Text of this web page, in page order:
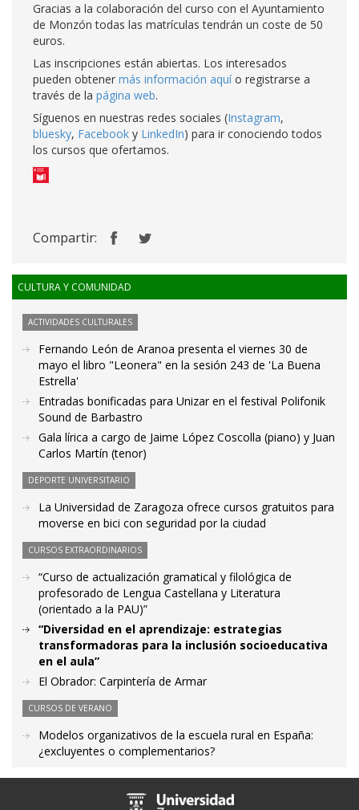
Gracias a la colaboración del curso con el Ayuntamiento
de Monzón todas las matrículas tendrán un coste de 50
euros.
Las inscripciones están abiertas. Los interesados
pueden obtener más información aquío registrarse a
través de la página web.
Síguenos en nuestras redes sociales (Instagram,
bluesky, Facebook y LinkedIn) para ir conociendo todos
los cursos que ofertamos.
Compartir:
CULTURA Y COMUNIDAD
ACTIVIDADES CULTURALES
Fernando León de Aranoa presenta el viernes 30 de
mayo el libro "Leonera" en la sesión 243 de 'La Buena
Estrella'
Entradas bonificadas para Unizar en el festival Polifonik
Sound de Barbastro
Gala lírica a cargo de Jaime López Coscolla (piano) y Juan
Carlos Martín (tenor)
DEPORTE UNIVERSITARIO
La Universidad de Zaragoza ofrece cursos gratuitos para
moverse en bici con seguridad por la ciudad
CURSOS EXTRAORDINARIOS
“Curso de actualización gramatical y filológica de
profesorado de Lengua Castellana y Literatura
(orientado a la PAU)”
“Diversidad en el aprendizaje: estrategias
transformadoras para la inclusión socioeducativa
en el aula”
El Obrador: Carpintería de Armar
CURSOS DE VERANO
Modelos organizativos de la escuela rural en España:
¿excluyentes o complementarios?